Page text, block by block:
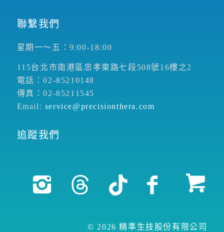
聯繫我們
星期一～五：9:00-18:00
115台北市南港區忠孝東路七段508號16樓之2
電話：02-85210148
傳真：02-85211545
Email: service@precisionthera.com
追蹤我們
© 2026 精準生技股份有限公司